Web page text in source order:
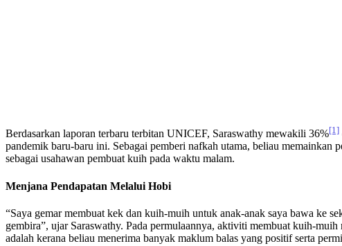
Berdasarkan laporan terbaru terbitan UNICEF, Saraswathy mewakili 36%[1]
pandemik baru-baru ini. Sebagai pemberi nafkah utama, beliau memainkan
sebagai usahawan pembuat kuih pada waktu malam.
Menjana Pendapatan Melalui Hobi
“Saya gemar membuat kek dan kuih-muih untuk anak-anak saya bawa ke
gembira”, ujar Saraswathy. Pada permulaannya, aktiviti membuat kuih-
adalah kerana beliau menerima banyak maklum balas yang positif serta